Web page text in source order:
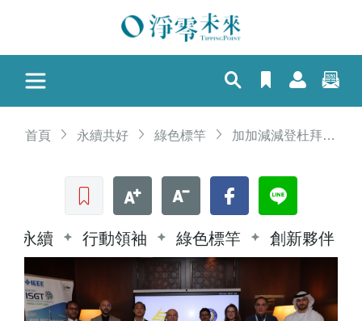
首頁 永續共好 綠色標竿 加加減減登杜拜 IEEE 與杜拜大學簽合作協議，結盟大同智能升級光電案場 能助攻淨零轉型
收藏文章 文字加大 文字縮小 Facebook
永續 行動領袖 綠色標竿 創新夥伴